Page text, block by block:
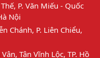
P. Văn Miếu - Quốc
Nội
Chánh, P. Liên Chiểu,
Tân Vĩnh Lộc, TP. Hồ